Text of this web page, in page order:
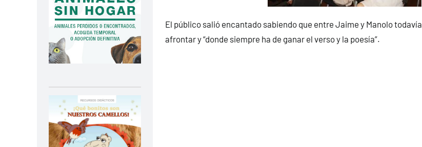
El público salió encantado sabiendo que entre Jaime y Manolo
afrontar y “donde siempre ha de ganar el verso y la poesía”.